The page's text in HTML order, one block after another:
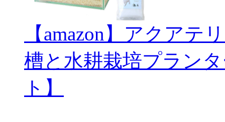
【amazon】アクアテ
槽と水耕栽培プラン
ト】